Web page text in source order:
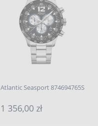
Atlantic Seasport 874694765S
1 356,00 zł